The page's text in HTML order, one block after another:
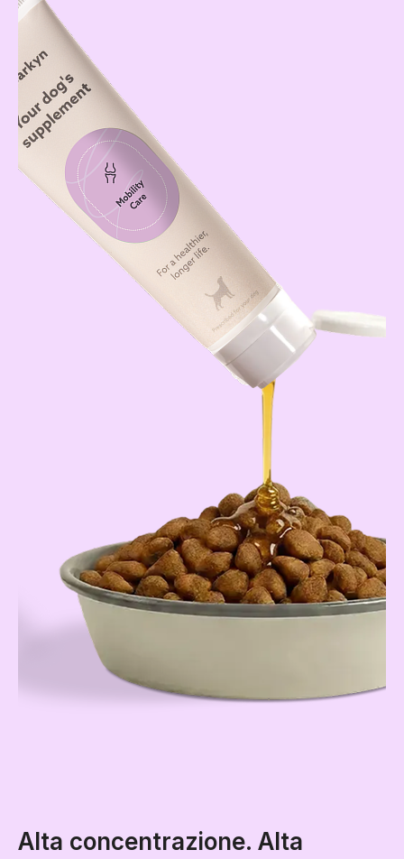
Alta concentrazione. Alta